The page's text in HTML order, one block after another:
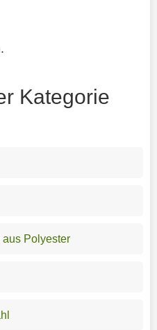
Kategorie
Polyester